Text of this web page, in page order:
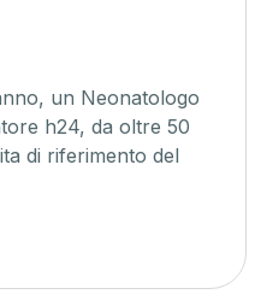
un Neonatologo
h24, da oltre 50
di riferimento del